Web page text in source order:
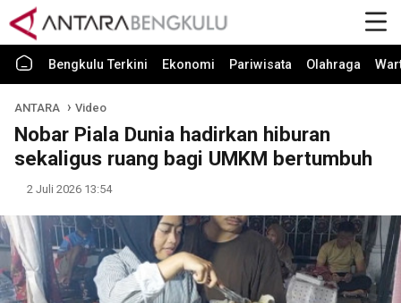
Bengkulu Terkini Ekonomi Pariwisata Olahraga
ANTARA Video
Nobar Piala Dunia hadirkan hiburan
sekaligus ruang bagi UMKM bertumbuh
2 Juli 2026 13:54